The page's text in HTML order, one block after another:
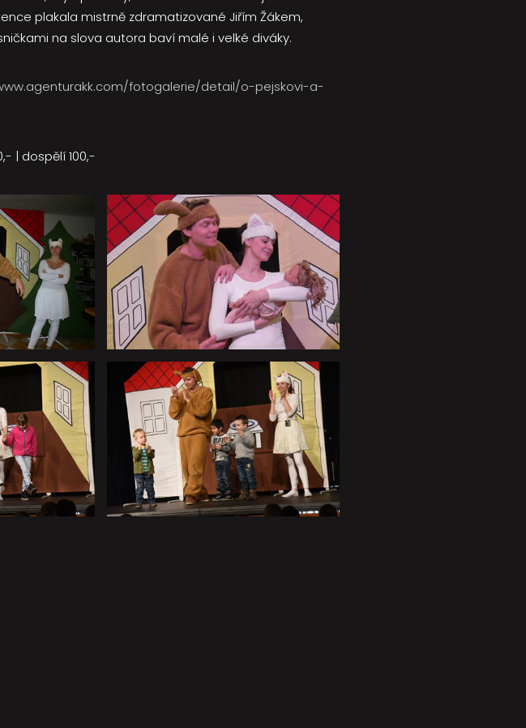
plakala mistrně zdramatizované Jiřím Žákem,
na slova autora baví malé i velké diváky.
fotogalerie/detail/o-pejskovi-a-
| dospělí 100,-